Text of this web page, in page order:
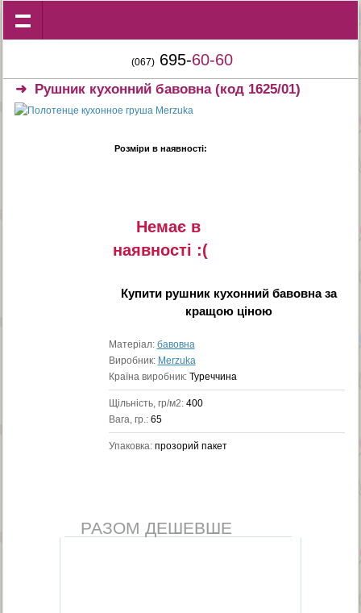
(067) 695-60-60
➜ Рушник кухонний бавовна(код 1625/01)
Розміри в наявності:
Немає в
наявностi :(
Купити рушник кухонний бавовназа
кращою ціною
Матеріал: бавовна
Виробник: Merzuka
Країна виробник: Туреччина
Щільність, гр/м2: 400
Вага, гр.: 65
Упаковка: прозорий пакет
РАЗОМ ДЕШЕВШЕ